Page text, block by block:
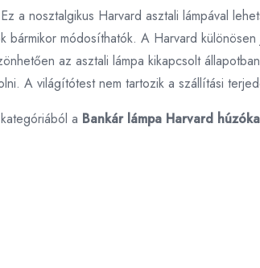
a nosztalgikus Harvard asztali lámpával
bármikor módosíthatók. A Harvard
az asztali lámpa kikapcsolt
A világítótest nem tartozik a szállítási
a Bankár lámpa Harvard